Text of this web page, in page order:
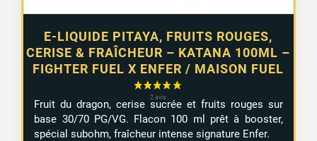
E-LIQUIDE PITAYA, FRUITS ROUGES,
CERISE & FRAÎCHEUR – KATANA 100ML –
FIGHTER FUEL X ENFER / MAISON FUEL
Fruit du dragon, cerise sucrée et fruits rouges sur
base 30/70 PG/VG. Flacon 100 ml prêt à booster,
spécial subohm, fraîcheur intense signature Enfer.